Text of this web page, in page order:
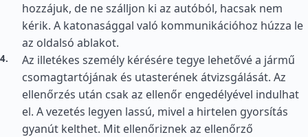
hozzájuk, de ne szálljon ki az autóból, hacsak nem
kérik. A katonasággal való kommunikációhoz húzza le
az oldalsó ablakot.
Az illetékes személy kérésére tegye lehetővé a jármű
csomagtartójának és utasterének átvizsgálását. Az
ellenőrzés után csak az ellenőr engedélyével indulhat
el. A vezetés legyen lassú, mivel a hirtelen gyorsítás
gyanút kelthet. Mit ellenőriznek az ellenőrző